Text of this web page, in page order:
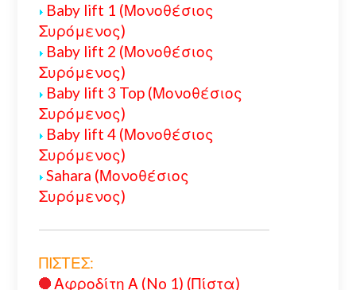
Baby lift 1 (Μονοθέσιος
Συρόμενος)
Baby lift 2 (Μονοθέσιος
Συρόμενος)
Baby lift 3 Top (Μονοθέσιος
Συρόμενος)
Baby lift 4 (Μονοθέσιος
Συρόμενος)
Sahara (Μονοθέσιος
Συρόμενος)
ΠΙΣΤΕΣ:
Αφροδίτη Α (No 1) (Πίστα)